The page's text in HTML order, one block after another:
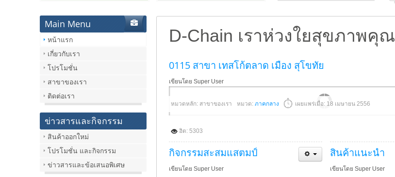
D-Chain เราห่วงใยสุขภาพคุณ
0115 สาขา เทสโก้ตลาด เมือง สุโขทัย
เขียนโดย Super User
หมวดหลัก: สาขาของเรา หมวด: ภาคกลาง เผยแพร่เมื่อ: 18 เมษายน 2556
ฮิต: 5303
กิจกรรมสะสมแสตมป์
เขียนโดย Super User
สินค้าแนะนำ
เขียนโดย Super User
Main Menu
หน้าแรก
เกี่ยวกับเรา
โปรโมชั่น
สาขาของเรา
ติดต่อเรา
ข่าวสารและกิจกรรม
สินค้าออกใหม่
โปรโมชั่น และกิจกรรม
ข่าวสารและข้อเสนอพิเศษ